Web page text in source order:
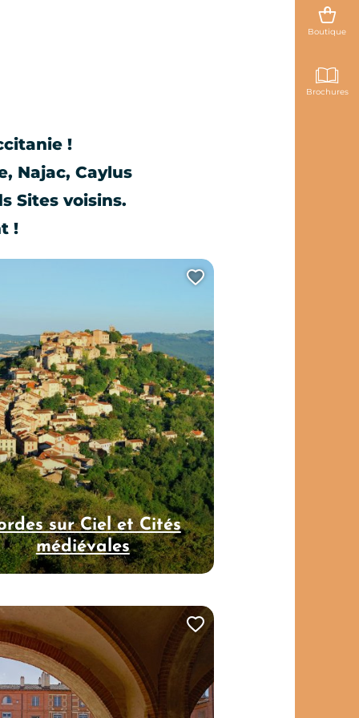
Boutique
Brochures
!
Najac, Caylus
Sites voisins.
!
page au carnet de voyage ?
sur Ciel et Cités
médiévales
Ajouter cette
de voyage ? Ajouter cette